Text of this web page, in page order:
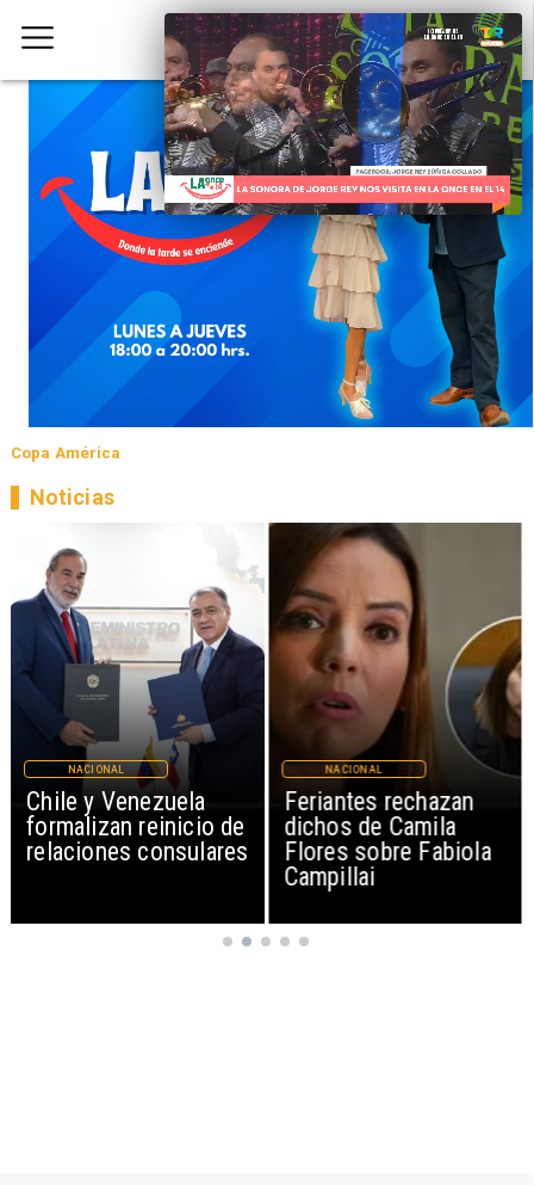
Copa América
Chile y Venezuela
formalizan reinicio de
relaciones consulares
NACIONAL
Feriantes rechazan
dichos de Camila
Flores sobre Fabiola
Campillai
NACIONAL
Noticias